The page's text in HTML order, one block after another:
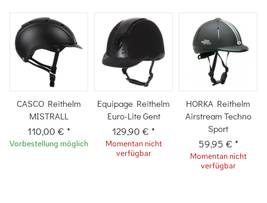
CASCO Reithelm
MISTRALL
110,00 € *
Vorbestellung möglich
Equipage Reithelm
Euro-Lite Gent
129,90 € *
Momentan nicht
verfügbar
HORKA Reithelm
Airstream Techno
Sport
59,95 € *
Momentan nicht
verfügbar